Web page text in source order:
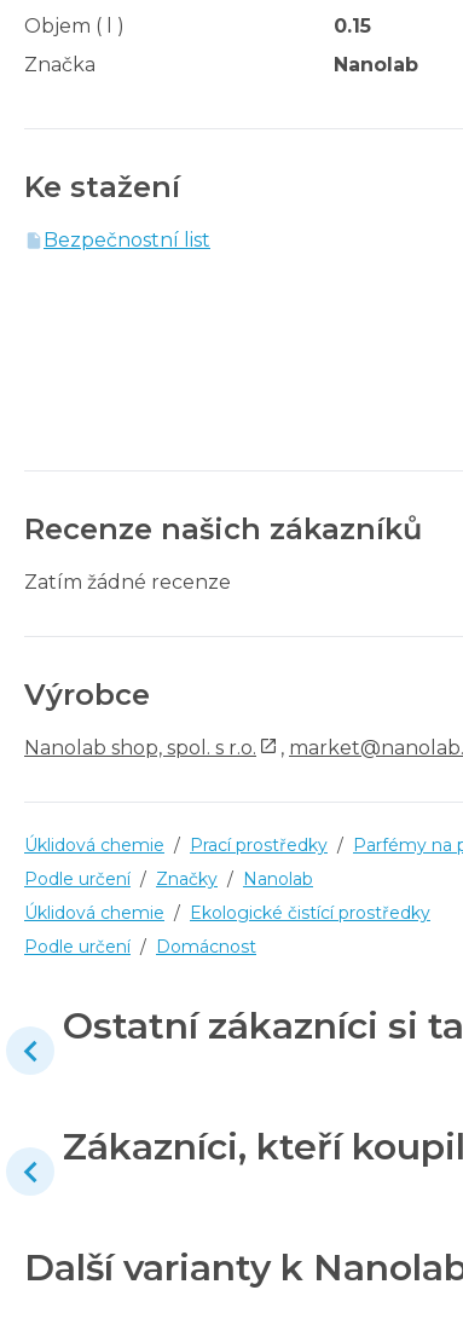
Objem ( l )
0.15
Značka
Nanolab
Ke stažení
Bezpečnostní list
Recenze našich zákazníků
Zatím žádné recenze
Výrobce
Nanolab shop, spol. s r.o. ,
Úklidová chemie / Prací prostředky / Parfémy na
Podle určení / Značky / Nanolab
Úklidová chemie / Ekologické čistící prostředky
Podle určení / Domácnost
Ostatní zákazníci si
Zákazníci, kteří
Další varianty k